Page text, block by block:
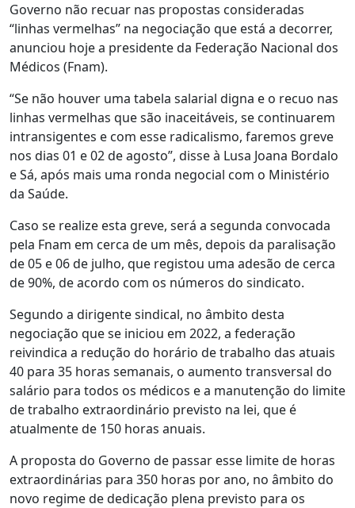
Governo não recuar nas propostas consideradas
“linhas vermelhas” na negociação que está a decorrer,
anunciou hoje a presidente da Federação Nacional dos
Médicos (Fnam).
“Se não houver uma tabela salarial digna e o recuo nas
linhas vermelhas que são inaceitáveis, se continuarem
intransigentes e com esse radicalismo, faremos greve
nos dias 01 e 02 de agosto”, disse à Lusa Joana Bordalo
e Sá, após mais uma ronda negocial com o Ministério
da Saúde.
Caso se realize esta greve, será a segunda convocada
pela Fnam em cerca de um mês, depois da paralisação
de 05 e 06 de julho, que registou uma adesão de cerca
de 90%, de acordo com os números do sindicato.
Segundo a dirigente sindical, no âmbito desta
negociação que se iniciou em 2022, a federação
reivindica a redução do horário de trabalho das atuais
40 para 35 horas semanais, o aumento transversal do
salário para todos os médicos e a manutenção do limite
de trabalho extraordinário previsto na lei, que é
atualmente de 150 horas anuais.
A proposta do Governo de passar esse limite de horas
extraordinárias para 350 horas por ano, no âmbito do
novo regime de dedicação plena previsto para os